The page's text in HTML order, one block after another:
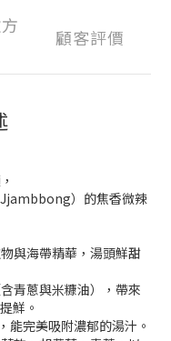
顧客評價
）的焦香微辣
與海帶精華，湯頭鮮甜
青蔥與米糠油），帶來
鮮。
能完美吸附濃郁的湯汁。